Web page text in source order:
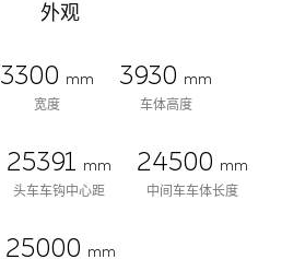
外观
3300 mm
宽度
3930 mm
车体高度
25391 mm
头车车钩中心距
24500 mm
中间车车体长度
25000 mm